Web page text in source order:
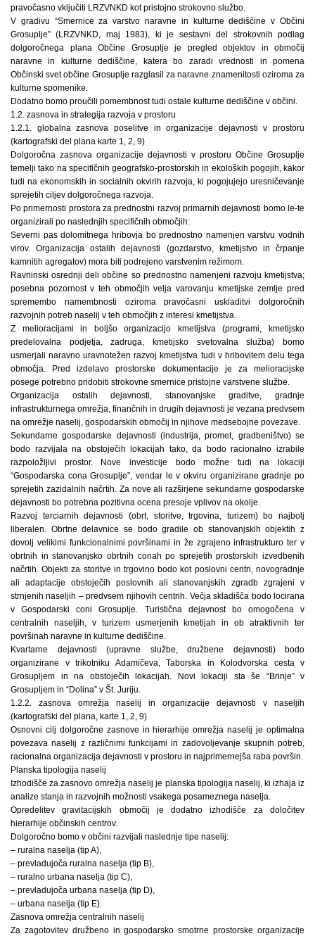
pravočasno vključiti LRZVNKD kot pristojno strokovno službo.
V gradivu “Smernice za varstvo naravne in kulturne dediščine v Občini
Grosuplje” (LRZVNKD, maj 1983), ki je sestavni del strokovnih podlag
dolgoročnega plana Občine Grosuplje je pregled objektov in območij
naravne in kulturne dediščine, katera bo zaradi vrednosti in pomena
Občinski svet občine Grosuplje razglasil za naravne znamenitosti oziroma za
kulturne spomenike.
Dodatno bomo proučili pomembnost tudi ostale kulturne dediščine v občini.
1.2. zasnova in strategija razvoja v prostoru
1.2.1. globalna zasnova poselitve in organizacije dejavnosti v prostoru
(kartografski del plana karte 1, 2, 9)
Dolgoročna zasnova organizacije dejavnosti v prostoru Občine Grosuplje
temelji tako na specifičnih geografsko-prostorskih in ekoloških pogojih, kakor
tudi na ekonomskih in socialnih okvirih razvoja, ki pogojujejo uresničevanje
sprejetih ciljev dolgoročnega razvoja.
Po primernosti prostora za prednostni razvoj primarnih dejavnosti bomo le-te
organizirali po naslednjih specifičnih območjih:
Severni pas dolomitnega hribovja bo prednostno namenjen varstvu vodnih
virov. Organizacija ostalih dejavnosti (gozdarstvo, kmetijstvo in črpanje
kamnitih agregatov) mora biti podrejeno varstvenim režimom.
Ravninski osrednji deli občine so prednostno namenjeni razvoju kmetijstva;
posebna pozornost v teh območjih velja varovanju kmetijske zemlje pred
spremembo namembnosti oziroma pravočasni uskladitvi dolgoročnih
razvojnih potreb naselij v teh območjih z interesi kmetijstva.
Z melioracijami in boljšo organizacijo kmetijstva (programi, kmetijsko
predelovalna podjetja, zadruga, kmetijsko svetovalna služba) bomo
usmerjali naravno uravnotežen razvoj kmetijstva tudi v hribovitem delu tega
območja. Pred izdelavo prostorske dokumentacije je za melioracijske
posege potrebno pridobiti strokovne smernice pristojne varstvene službe.
Organizacija ostalih dejavnosti, stanovanjske graditve, gradnje
infrastrukturnega omrežja, finančnih in drugih dejavnosti je vezana predvsem
na omrežje naselij, gospodarskih območij in njihove medsebojne povezave.
Sekundarne gospodarske dejavnosti (industrija, promet, gradbeništvo) se
bodo razvijala na obstoječih lokacijah tako, da bodo racionalno izrabile
razpoložljivi prostor. Nove investicije bodo možne tudi na lokaciji
“Gospodarska cona Grosuplje”, vendar le v okviru organizirane gradnje po
sprejetih zazidalnih načrtih. Za nove ali razširjene sekundarne gospodarske
dejavnosti bo potrebna pozitivna ocena presoje vplivov na okolje.
Razvoj terciarnih dejavnosti (obrt, storitve, trgovina, turizem) bo najbolj
liberalen. Obrtne delavnice se bodo gradile ob stanovanjskih objektih z
dovolj velikimi funkcionalnimi površinami in že zgrajeno infrastrukturo ter v
obrtnih in stanovanjsko obrtnih conah po sprejetih prostorskih izvedbenih
načrtih. Objekti za storitve in trgovino bodo kot poslovni centri, novogradnje
ali adaptacije obstoječih poslovnih ali stanovanjskih zgradb zgrajeni v
strnjenih naseljih – predvsem njihovih centrih. Večja skladišča bodo locirana
v Gospodarski coni Grosuplje. Turistična dejavnost bo omogočena v
centralnih naseljih, v turizem usmerjenih kmetijah in ob atraktivnih ter
površinah naravne in kulturne dediščine.
Kvartarne dejavnosti (upravne službe, družbene dejavnosti) bodo
organizirane v trikotniku Adamičeva, Taborska in Kolodvorska cesta v
Grosupljem in na obstoječih lokacijah. Novi lokaciji sta še “Brinje” v
Grosupljem in “Dolina” v Št. Juriju.
1.2.2. zasnova omrežja naselij in organizacije dejavnosti v naseljih
(kartografski del plana, karte 1, 2, 9)
Osnovni cilj dolgoročne zasnove in hierarhije omrežja naselij je optimalna
povezava naselij z različnimi funkcijami in zadovoljevanje skupnih potreb,
racionalna organizacija dejavnosti v prostoru in najprimernejša raba površin.
Planska tipologija naselij
Izhodišče za zasnovo omrežja naselij je planska tipologija naselij, ki izhaja iz
analize stanja in razvojnih možnosti vsakega posameznega naselja.
Opredelitev gravitacijskih območij je dodatno izhodišče za določitev
hierarhije občinskih centrov.
Dolgoročno bomo v občini razvijali naslednje tipe naselij:
– ruralna naselja (tip A),
– prevladujoča ruralna naselja (tip B),
– ruralno urbana naselja (tip C),
– prevladujoča urbana naselja (tip D),
– urbana naselja (tip E).
Zasnova omrežja centralnih naselij
Za zagotovitev družbeno in gospodarsko smotrne prostorske organizacije